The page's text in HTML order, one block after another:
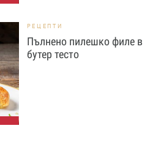
РЕЦЕПТИ
Пълнено пилешко филе в
бутер тесто